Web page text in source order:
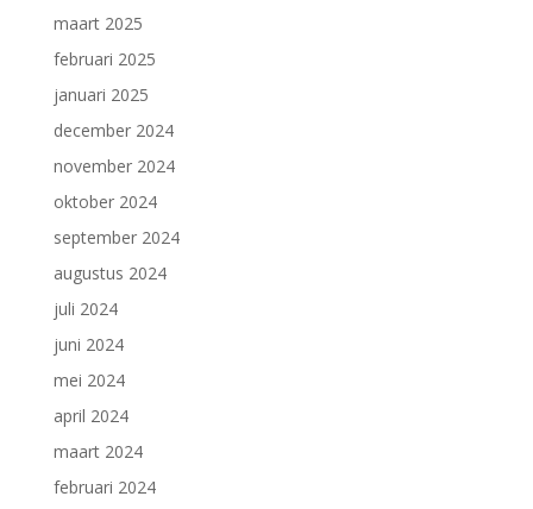
maart 2025
februari 2025
januari 2025
december 2024
november 2024
oktober 2024
september 2024
augustus 2024
juli 2024
juni 2024
mei 2024
april 2024
maart 2024
februari 2024